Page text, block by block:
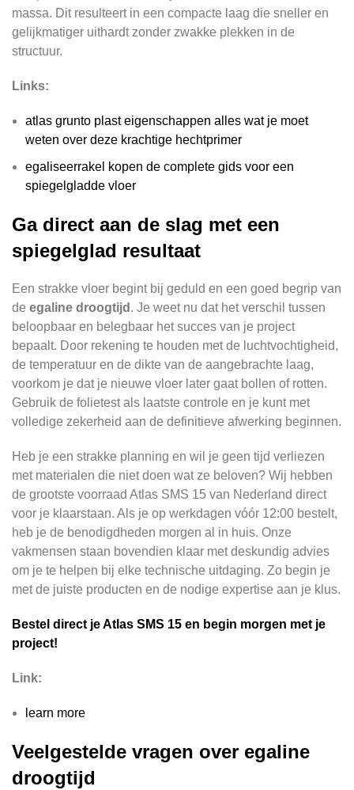
massa. Dit resulteert in een compacte laag die sneller en
gelijkmatiger uithardt zonder zwakke plekken in de
structuur.
Links:
atlas grunto plast eigenschappen alles wat je moet
weten over deze krachtige hechtprimer
egaliseerrakel kopen de complete gids voor een
spiegelgladde vloer
Ga direct aan de slag met een
spiegelglad resultaat
Een strakke vloer begint bij geduld en een goed begrip van
de egaline droogtijd . Je weet nu dat het verschil tussen
beloopbaar en belegbaar het succes van je project
bepaalt. Door rekening te houden met de luchtvochtigheid,
de temperatuur en de dikte van de aangebrachte laag,
voorkom je dat je nieuwe vloer later gaat bollen of rotten.
Gebruik de folietest als laatste controle en je kunt met
volledige zekerheid aan de definitieve afwerking beginnen.
Heb je een strakke planning en wil je geen tijd verliezen
met materialen die niet doen wat ze beloven? Wij hebben
de grootste voorraad Atlas SMS 15 van Nederland direct
voor je klaarstaan. Als je op werkdagen vóór 12:00 bestelt,
heb je de benodigdheden morgen al in huis. Onze
vakmensen staan bovendien klaar met deskundig advies
om je te helpen bij elke technische uitdaging. Zo begin je
met de juiste producten en de nodige expertise aan je klus.
Bestel direct je Atlas SMS 15 en begin morgen met je
project!
Link:
learn more
Veelgestelde vragen over egaline
droogtijd